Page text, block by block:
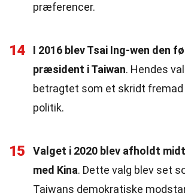
præferencer.
14
I 2016 blev Tsai Ing-wen den
præsident i Taiwan. Hendes
betragtet som et skridt
politik.
15
Valget i 2020 blev afholdt
med Kina. Dette valg blev set
Taiwans demokratiske